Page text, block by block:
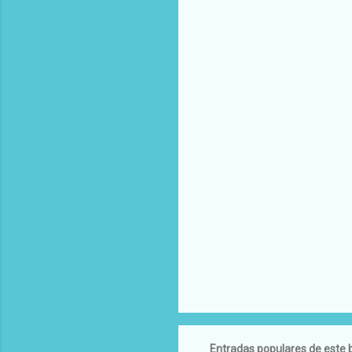
Entradas populares de este